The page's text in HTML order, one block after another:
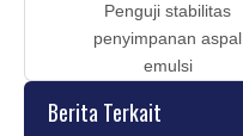
Penguji stabilitas
penyimpanan aspal
emulsi
Berita Terkait